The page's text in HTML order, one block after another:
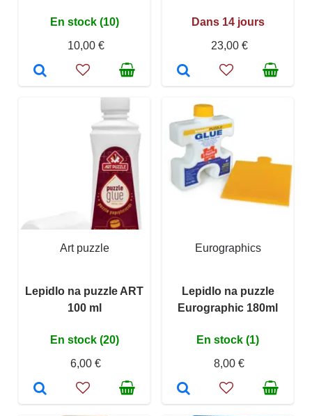
En stock (10)
10,00 €
Dans 14 jours
23,00 €
Art puzzle
Lepidlo na puzzle ART
100 ml
En stock (20)
6,00 €
Eurographics
Lepidlo na puzzle
Eurographic 180ml
En stock (1)
8,00 €